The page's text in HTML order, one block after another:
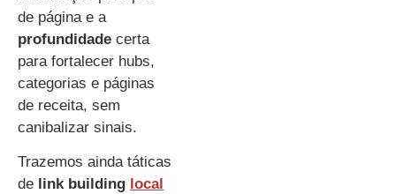
de página e a
profundidade certa
para fortalecer hubs,
categorias e páginas
de receita, sem
canibalizar sinais.
Trazemos ainda táticas
de link building local